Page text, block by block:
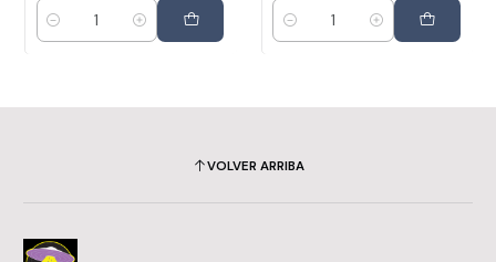
Cantidad Cantidad
VOLVER ARRIBA